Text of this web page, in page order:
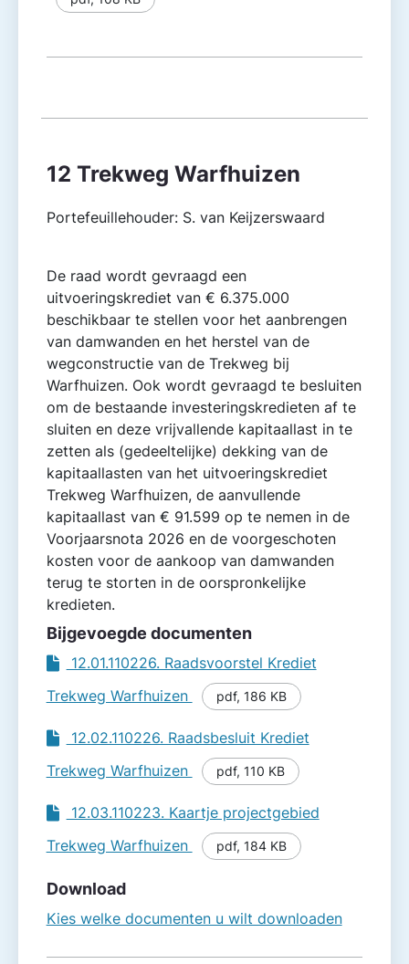
12 Trekweg Warfhuizen
Portefeuillehouder: S. van Keijzerswaard
De raad wordt gevraagd een
uitvoeringskrediet van € 6.375.000
beschikbaar te stellen voor het aanbrengen
van damwanden en het herstel van de
wegconstructie van de Trekweg bij
Warfhuizen. Ook wordt gevraagd te besluiten
om de bestaande investeringskredieten af te
sluiten en deze vrijvallende kapitaallast in te
zetten als (gedeeltelijke) dekking van de
kapitaallasten van het uitvoeringskrediet
Trekweg Warfhuizen, de aanvullende
kapitaallast van € 91.599 op te nemen in de
Voorjaarsnota 2026 en de voorgeschoten
kosten voor de aankoop van damwanden
terug te storten in de oorspronkelijke
kredieten.
Bijgevoegde documenten
12.01.110226. Raadsvoorstel Krediet
Trekweg Warfhuizen
pdf, 186 KB
12.02.110226. Raadsbesluit Krediet
Trekweg Warfhuizen
pdf, 110 KB
12.03.110223. Kaartje projectgebied
Trekweg Warfhuizen
pdf, 184 KB
Download
Kies welke documenten u wilt downloaden